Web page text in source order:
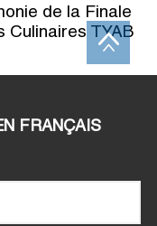
de la Finale
Culinaires TYAB
FRANÇAIS